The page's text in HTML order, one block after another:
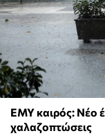
ΕΜΥ καιρός: Νέο
χαλαζοπτώσεις